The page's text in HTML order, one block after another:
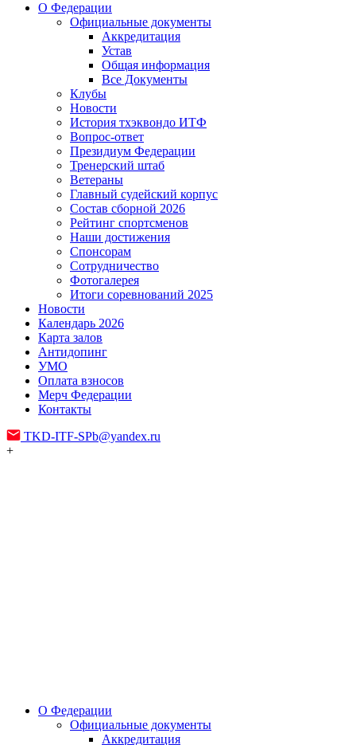
О Федерации
Официальные документы
Аккредитация
Устав
Общая информация
Все Документы
Клубы
Новости
История тхэквондо ИТФ
Вопрос-ответ
Президиум Федерации
Тренерский штаб
Ветераны
Главный судейский корпус
Состав сборной 2026
Рейтинг спортсменов
Наши достижения
Спонсорам
Сотрудничество
Фотогалерея
Итоги соревнований 2025
Новости
Календарь 2026
Карта залов
Антидопинг
УМО
Оплата взносов
Мерч Федерации
Контакты
TKD-ITF-SPb@yandex.ru
+
О Федерации
Официальные документы
Аккредитация